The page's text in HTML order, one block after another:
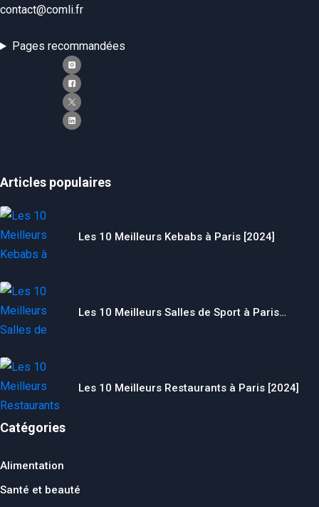
contact@comli.fr
Pages recommandées
Articles populaires
Les 10 Meilleurs Kebabs à Paris [2024]
Les 10 Meilleurs Salles de Sport à Paris…
Les 10 Meilleurs Restaurants à Paris [2024]
Catégories
Alimentation
Santé et beauté